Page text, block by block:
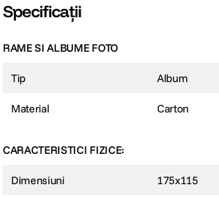
Specificații
RAME SI ALBUME FOTO
Tip Album
Material Carton
CARACTERISTICI FIZICE:
Dimensiuni 175x115